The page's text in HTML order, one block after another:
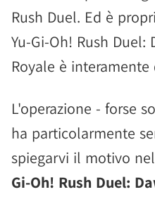
Rush Duel. Ed è
Yu-Gi-Oh! Rush
Royale è interamente
L'operazione - forse
ha particolarmente
spiegarvi il motivo
Gi-Oh! Rush Duel: